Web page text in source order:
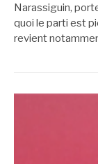
Narassiguin,
quoi le parti est
revient